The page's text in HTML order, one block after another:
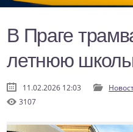
В Праге
летнюю
11.02.2026 12:03
3107